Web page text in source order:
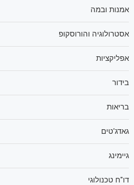
אמנות ובמה
אסטרולוגיה והורוסקופ
אפליקציות
בידור
בריאות
גאדג'טים
גיימינג
דו"ח טכנולוגי